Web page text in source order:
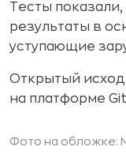
Тесты показали,
результаты в
уступающие
Открытый
на платформе
Фото на обложке: